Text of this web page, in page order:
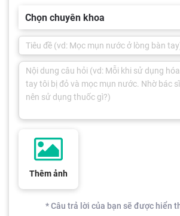
Chọn chuyên khoa
Thêm ảnh
* Câu trả lời của bạn sẽ được hiển